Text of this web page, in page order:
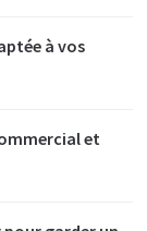
à vos
et